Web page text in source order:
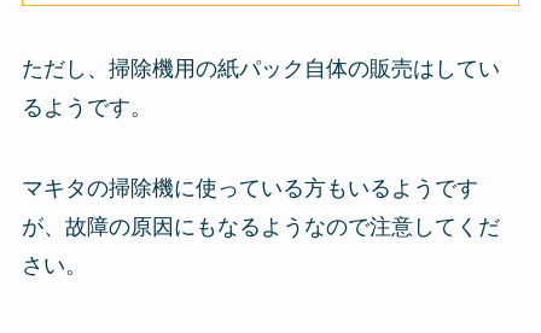
ただし、掃除機用の紙パック自体の販売はしてい
るようです。
マキタの掃除機に使っている方もいるようです
が、故障の原因にもなるようなので注意してくだ
さい。